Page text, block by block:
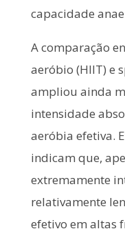
capacidade
A comparação
aeróbio (HIIT) e
ampliou ainda
intensidade
aeróbia efetiva.
indicam que,
extremamente
relativamente
efetivo em altas